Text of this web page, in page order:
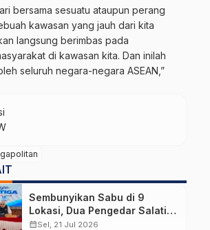
bersama sesuatu ataupun perang
kawasan yang jauh dari kita
langsung berimbas pada
di kawasan kita. Dan inilah
seluruh negara-negara ASEAN,”
Sembunyikan Sabu di 9
Lokasi, Dua Pengedar Salatiga
Diciduk dengan Barang Bukti
calendar_monthSel, 21 Jul 2026